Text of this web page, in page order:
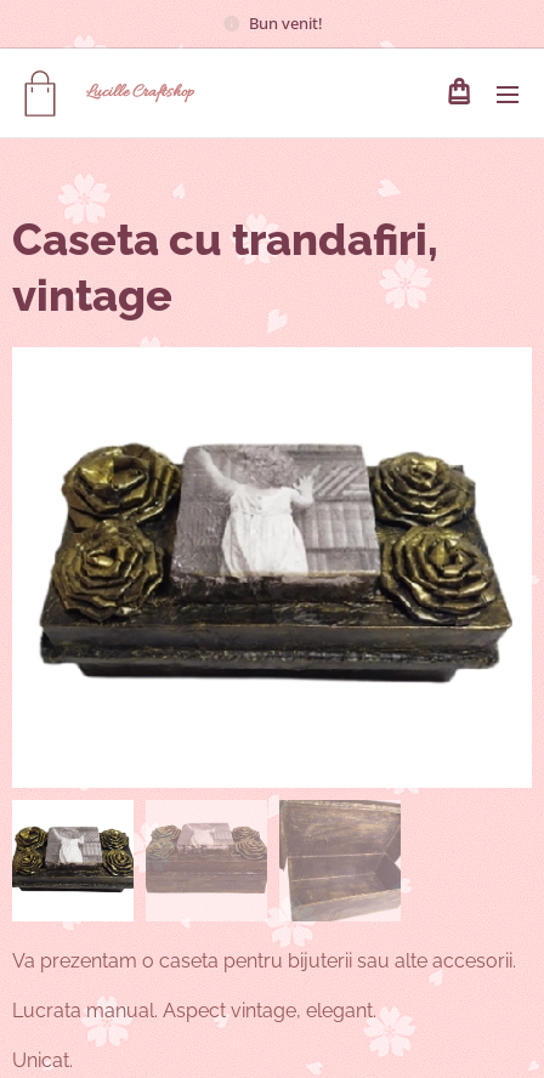
Bun venit!
LucilleCraftshop
Caseta cu trandafiri,
vintage
Va prezentam o caseta pentru bijuterii sau alte accesorii.
Lucrata manual. Aspect vintage, elegant.
Unicat.